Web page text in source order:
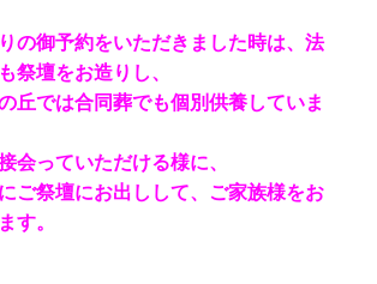
の御予約をいただきました時は、法
祭壇をお造りし、
丘では合同葬でも個別供養していま
会っていただける様に、
ご祭壇にお出しして、ご家族様をお
す。